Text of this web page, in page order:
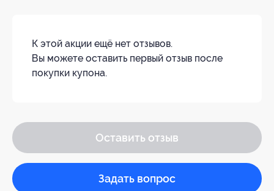
К этой акции ещё нет отзывов.
Вы можете оставить первый отзыв после
покупки купона.
Оставить отзыв
Задать вопрос